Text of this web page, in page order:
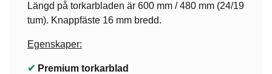
Längd på torkarbladen är 600 mm / 480 mm (24/19
tum). Knappfäste 16 mm bredd.
Egenskaper:
✔ Premium torkarblad